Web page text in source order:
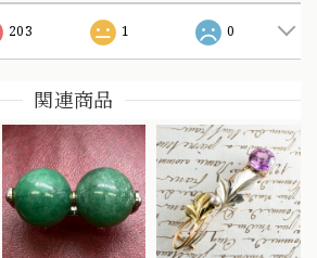
203 1 0
関連商品